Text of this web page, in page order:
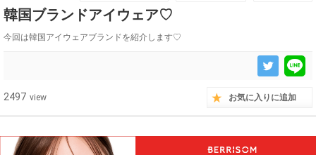
韓国ブランドアイウェア♡
今回は韓国アイウェアブランドを紹介します♡
2497 view お気に入りに追加